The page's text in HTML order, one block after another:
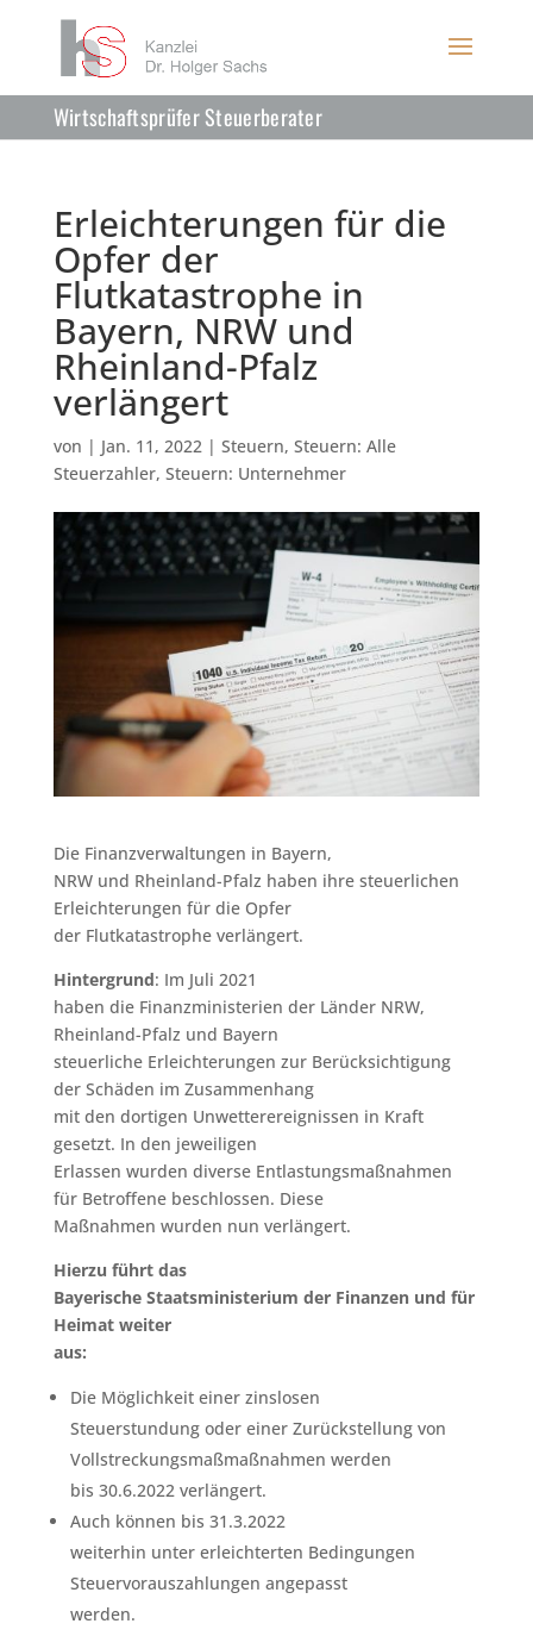
Wirtschaftsprüfer Steuerberater
Erleichterungen für die
Opfer der
Flutkatastrophe in
Bayern, NRW und
Rheinland-Pfalz
verlängert
von | Jan. 11, 2022| Steuern, Steuern: Alle
Steuerzahler, Steuern: Unternehmer
Die Finanzverwaltungen in Bayern,
NRW und Rheinland-Pfalz haben ihre steuerlichen
Erleichterungen für die Opfer
der Flutkatastrophe verlängert.
Hintergrund: Im Juli 2021
haben die Finanzministerien der Länder NRW,
Rheinland-Pfalz und Bayern
steuerliche Erleichterungen zur Berücksichtigung
der Schäden im Zusammenhang
mit den dortigen Unwetterereignissen in Kraft
gesetzt. In den jeweiligen
Erlassen wurden diverse Entlastungsmaßnahmen
für Betroffene beschlossen. Diese
Maßnahmen wurden nun verlängert.
Hierzu führt das
Bayerische Staatsministerium der Finanzen und für
Heimat weiter
aus:
Die Möglichkeit einer zinslosen
Steuerstundung oder einer Zurückstellung von
Vollstreckungsmaßmaßnahmen werden
bis 30.6.2022 verlängert.
Auch können bis 31.3.2022
weiterhin unter erleichterten Bedingungen
Steuervorauszahlungen angepasst
werden.